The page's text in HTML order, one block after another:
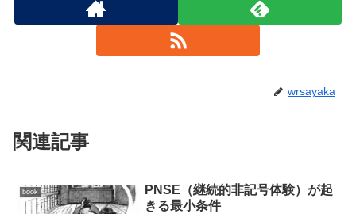
wrsayaka
関連記事
book
PNSE（継続的非記号体験）が起
きる最小条件